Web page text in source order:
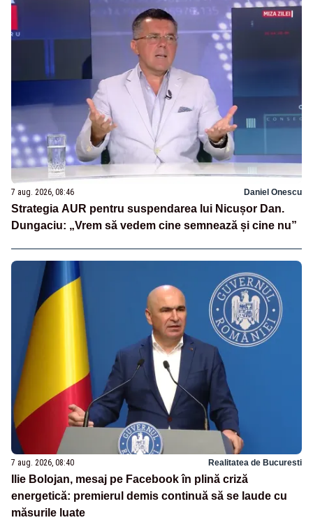
7 aug. 2026, 08:46 Daniel Onescu
Strategia AUR pentru suspendarea lui Nicușor Dan.
Dungaciu: „Vrem să vedem cine semnează și cine nu”
7 aug. 2026, 08:40 Realitatea de Bucuresti
Ilie Bolojan, mesaj pe Facebook în plină criză
energetică: premierul demis continuă să se laude cu
măsurile luate